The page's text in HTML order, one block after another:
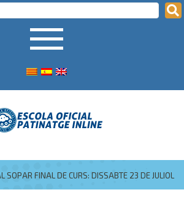
SOPAR FINAL DE CURS: DISSABTE 23 DE JULIOL